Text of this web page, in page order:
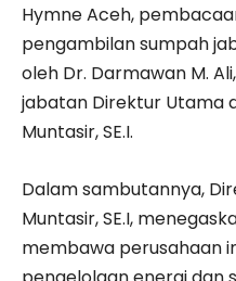
Hymne Aceh,
pengambilan sumpah
oleh Dr. Darmawan M.
jabatan Direktur Utama
Muntasir, SE.I.
Dalam sambutannya,
Muntasir, SE.I,
membawa perusahaan